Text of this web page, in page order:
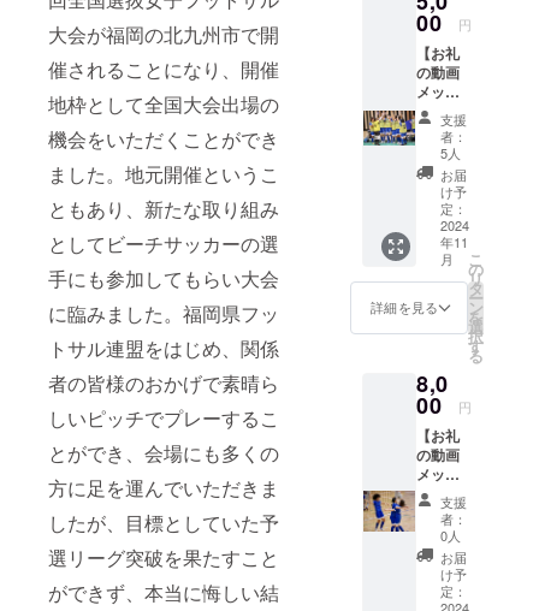
大会が福岡の北九州市で開
催されることになり、開催
地枠として全国大会出場の
機会をいただくことができ
ました。地元開催というこ
ともあり、新たな取り組み
としてビーチサッカーの選
手にも参加してもらい大会
に臨みました。福岡県フッ
トサル連盟をはじめ、関係
者の皆様のおかげで素晴ら
しいピッチでプレーするこ
とができ、会場にも多くの
方に足を運んでいただきま
したが、目標としていた予
選リーグ突破を果たすこと
ができず、本当に悔しい結
円コー
ス、
10,000
コース
と同じ
内容に
なりま
す。
00 円
【お礼
の動画
メッ
セー
ジ
5,000円
コー
ス】 感
謝の気
持ちを
込め
て、お
礼動画
メッ
セージ
をお送
す。 ※
提供方
法：動
画URL
をメー
ルにて
送付致
しま
す。
※8,000
円コー
ス、
支援
者：
5人
お届
け予
定：
2024
年11
月
詳細を見る
こ
の
リ
タ
ー
ン
を
選
択
す
る
8,0
00 円
【お礼
の動画
メッ
セー
ジ
8,000円
コー
ス】 感
謝の気
支援
者：
0人
お届
け予
定：